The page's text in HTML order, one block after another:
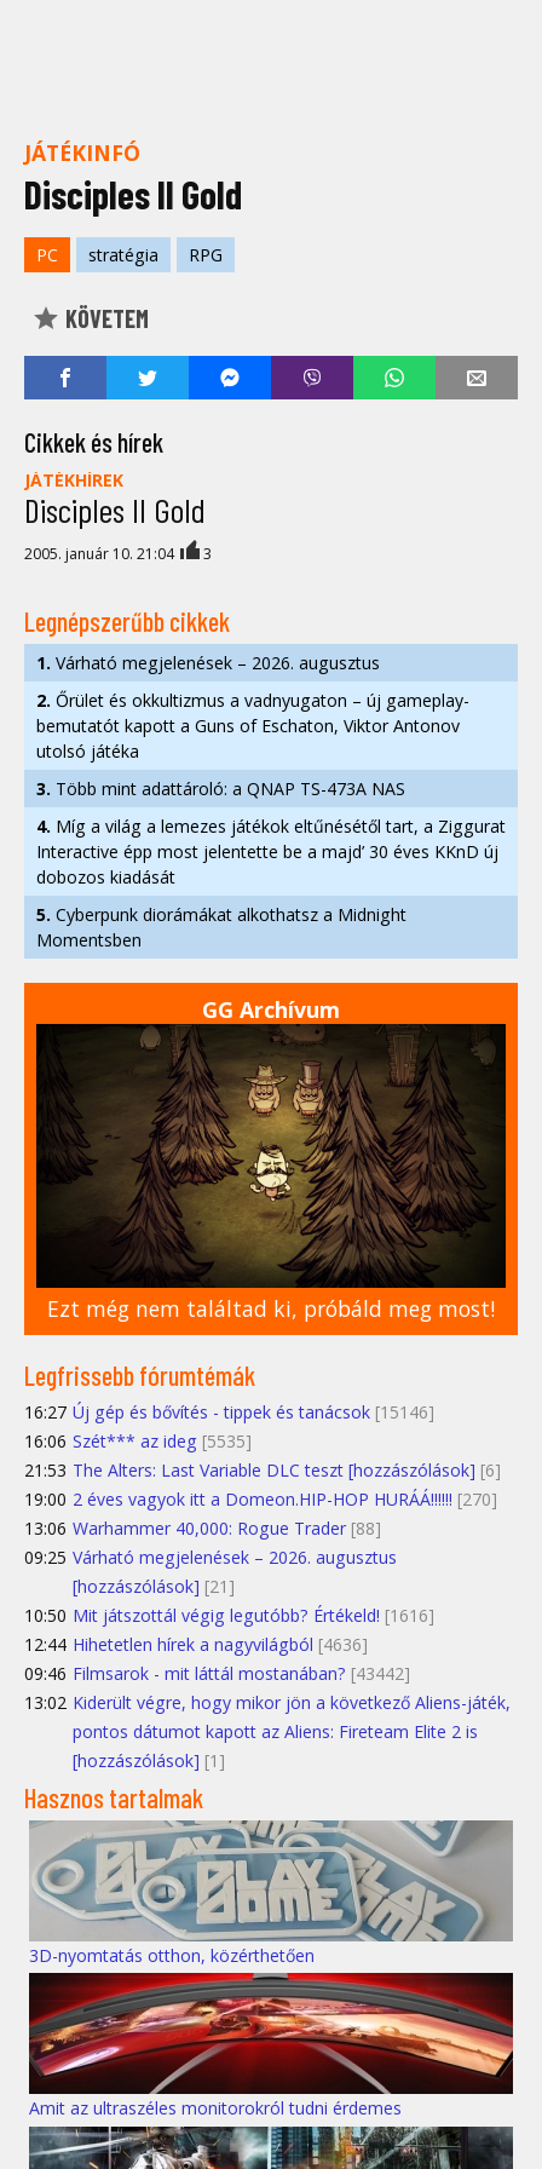
JÁTÉKINFÓ
Disciples II Gold
PC stratégia RPG
KÖVETEM
Cikkek és hírek
JÁTÉKHÍREK
Disciples II Gold
2005. január 10. 21:04 3
Legnépszerűbb cikkek
1. Várható megjelenések – 2026. augusztus
2. Őrület és okkultizmus a vadnyugaton – új gameplay-
bemutatót kapott a Guns of Eschaton, Viktor Antonov
utolsó játéka
3. Több mint adattároló: a QNAP TS-473A NAS
4. Míg a világ a lemezes játékok eltűnésétől tart, a Ziggurat
Interactive épp most jelentette be a majd’ 30 éves KKnD új
dobozos kiadását
5. Cyberpunk diorámákat alkothatsz a Midnight
Momentsben
GG Archívum
Ezt még nem találtad ki, próbáld meg most!
Legfrissebb fórumtémák
16:27 Új gép és bővítés - tippek és tanácsok [15146]
16:06 Szét*** az ideg [5535]
21:53 The Alters: Last Variable DLC teszt [hozzászólások] [6]
19:00 2 éves vagyok itt a Domeon.HIP-HOP HURÁÁ!!!!!! [270]
13:06 Warhammer 40,000: Rogue Trader [88]
09:25 Várható megjelenések – 2026. augusztus
[hozzászólások] [21]
10:50 Mit játszottál végig legutóbb? Értékeld! [1616]
12:44 Hihetetlen hírek a nagyvilágból [4636]
09:46 Filmsarok - mit láttál mostanában? [43442]
13:02 Kiderült végre, hogy mikor jön a következő Aliens-játék,
pontos dátumot kapott az Aliens: Fireteam Elite 2 is
[hozzászólások] [1]
Hasznos tartalmak
3D-nyomtatás otthon, közérthetően
Amit az ultraszéles monitorokról tudni érdemes